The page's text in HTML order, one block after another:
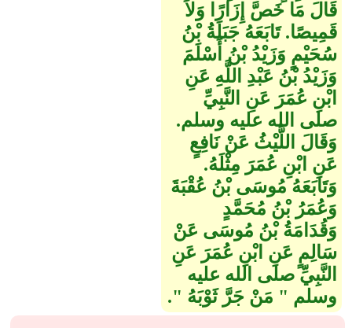
قَالَ مَا خَصَّ إِزَارًا وَلاَ
قَمِيصًا‏.‏ تَابَعَهُ جَبَلَةُ بْنُ
سُحَيْمٍ وَزَيْدُ بْنُ أَسْلَمَ
وَزَيْدُ بْنُ عَبْدِ اللَّهِ عَنِ
ابْنِ عُمَرَ عَنِ النَّبِيِّ
صلى الله عليه وسلم‏.‏
وَقَالَ اللَّيْثُ عَنْ نَافِعٍ
عَنِ ابْنِ عُمَرَ مِثْلَهُ‏.‏
وَتَابَعَهُ مُوسَى بْنُ عُقْبَةَ
وَعُمَرُ بْنُ مُحَمَّدٍ
وَقُدَامَةُ بْنُ مُوسَى عَنْ
سَالِمٍ عَنِ ابْنِ عُمَرَ عَنِ
النَّبِيِّ صلى الله عليه
وسلم ‏"‏ مَنْ جَرَّ ثَوْبَهُ ‏"‏‏.‏